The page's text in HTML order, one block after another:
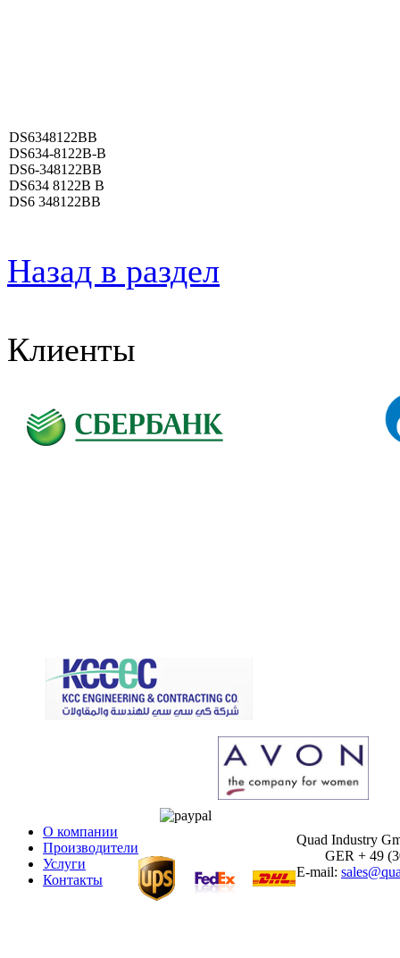
DS6348122BB
DS634-8122B-B
DS6-348122BB
DS634 8122B B
DS6 348122BB
Назад в раздел
Клиенты
О компании
Производители
Услуги
Контакты
Quad Industry
GER + 49
E-mail: